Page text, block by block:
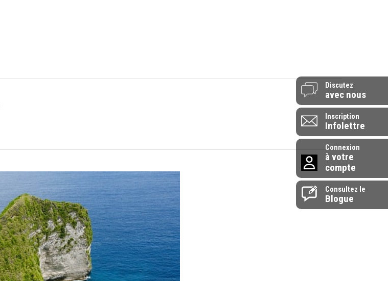
Discutez
avec nous
Inscription
Infolettre
Connexion
à votre
compte
Consultez le
Blogue